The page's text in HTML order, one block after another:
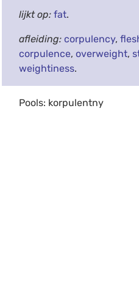
lijkt op: fat.
afleiding: corpulency,
corpulence, overweight,
weightiness.
Pools: korpulentny